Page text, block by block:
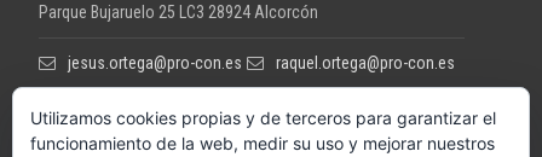
Parque Bujaruelo 25 LC3 28924 Alcorcón
jesus.ortega@pro-con.es raquel.ortega@pro-con.es
Utilizamos cookies propias y de terceros para garantizar el
funcionamiento de la web, medir su uso y mejorar nuestros